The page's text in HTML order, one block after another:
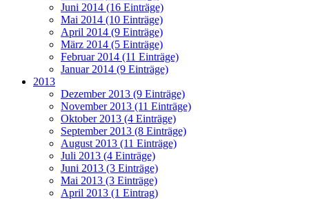
Juni 2014 (16 Einträge)
Mai 2014 (10 Einträge)
April 2014 (9 Einträge)
März 2014 (5 Einträge)
Februar 2014 (11 Einträge)
Januar 2014 (9 Einträge)
2013
Dezember 2013 (9 Einträge)
November 2013 (11 Einträge)
Oktober 2013 (4 Einträge)
September 2013 (8 Einträge)
August 2013 (11 Einträge)
Juli 2013 (4 Einträge)
Juni 2013 (3 Einträge)
Mai 2013 (3 Einträge)
April 2013 (1 Eintrag)